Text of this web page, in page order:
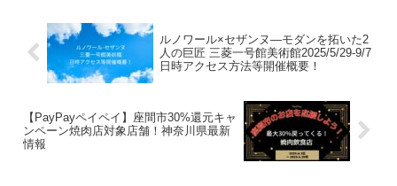
ルノワール×セザンヌ―モダンを拓いた2
人の巨匠 三菱一号館美術館2025/5/29-9/7
日時アクセス方法等開催概要！
【PayPayペイペイ】座間市30%還元キャ
ンペーン焼肉店対象店舗！神奈川県最新
情報